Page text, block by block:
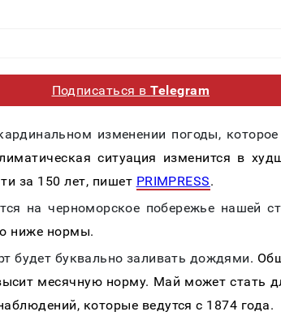
Подписаться вTelegram
изменении погоды,
ситуация изменится в
за 150 лет, пишет PRIMPRESS.
на черноморское побережье нашей
ниже нормы.
будет буквально заливать дождями.
месячную норму. Май может стать
которые ведутся с 1874 года.